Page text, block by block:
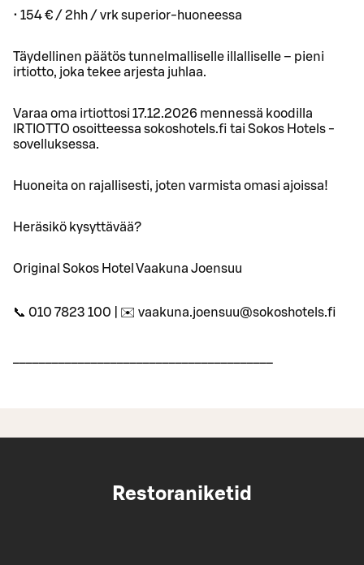
• 154 € / 2hh / vrk superior-huoneessa
Täydellinen päätös tunnelmalliselle illalliselle – pieni
irtiotto, joka tekee arjesta juhlaa.
Varaa oma irtiottosi 17.12.2026 mennessä koodilla
IRTIOTTO osoitteessa sokoshotels.fi tai Sokos Hotels -
sovelluksessa.
Huoneita on rajallisesti, joten varmista omasi ajoissa!
Heräsikö kysyttävää?
Original Sokos Hotel Vaakuna Joensuu
📞 010 7823 100 | ✉️ vaakuna.joensuu@sokoshotels.fi
Restoraniketid